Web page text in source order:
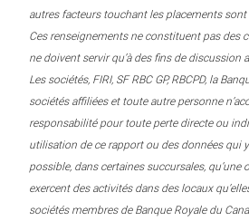
autres facteurs touchant les placements
Ces renseignements ne constituent pas des
ne doivent servir qu’à des fins de discussion
Les sociétés, FIRI, SF RBC GP, RBCPD, la
sociétés affiliées et toute autre personne
responsabilité pour toute perte directe ou
utilisation de ce rapport ou des données qui
possible, dans certaines succursales, qu’une
exercent des activités dans des locaux
sociétés membres de Banque Royale du